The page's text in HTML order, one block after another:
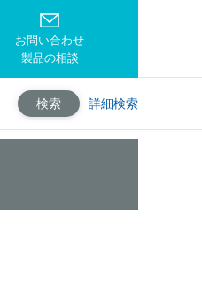
お問い合わせ
製品の相談
検索 詳細検索